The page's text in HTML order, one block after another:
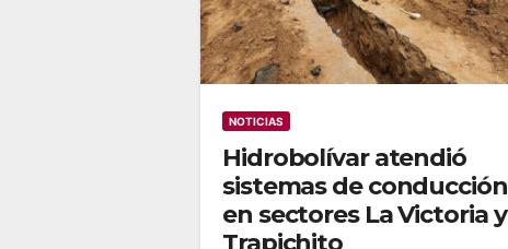
NOTICIAS
Hidrobolívar atendió
sistemas de conducción
en sectores La Victoria y
Trapichito